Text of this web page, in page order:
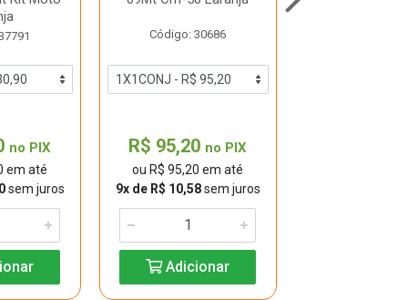
no PIX
em até
sem juros
Código: 30686
R$ 95,20 no PIX
ou R$ 95,20 em até
9x de R$ 10,58sem juros
Adicionar